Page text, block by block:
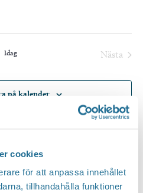
cookies
för att anpassa innehållet
tillhandahålla funktioner
Idag
Nästa
på kalender